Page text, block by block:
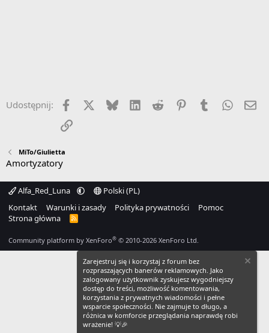
Udostępnij: Facebook Bluesky LinkedInReddit PinterestTumblr
Link
MiTo/Giulietta
Amortyzatory
Alfa_Red_Luna
Polski (PL)
Kontakt
Warunki i zasady Polityka prywatności
Pomoc
Strona główna
R
Community platform by XenForo® © 2010-2026 XenForo Ltd.
Zarejestruj się i korzystaj z forum bez
rozpraszających banerów reklamowych. Jako
zalogowany użytkownik zyskujesz wygodniejszy
dostęp do treści, możliwość komentowania,
korzystania z prywatnych wiadomości i pełne
wsparcie społeczności. Nie zajmuje to długo, a
różnica w komforcie przeglądania naprawdę robi
wrażenie! 💡🎉